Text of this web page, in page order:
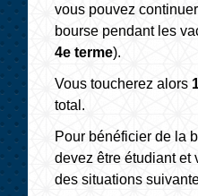
vous pouvez
bourse pendant les
4e terme).
Vous toucherez alors
total.
Pour bénéficier de la
devez être étudiant et
des situations